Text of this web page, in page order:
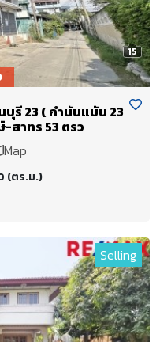
15
รี 23 ( กำนันแม้น 23
สาทร 53 ตรว
Map
(ตร.ม.)
Selling